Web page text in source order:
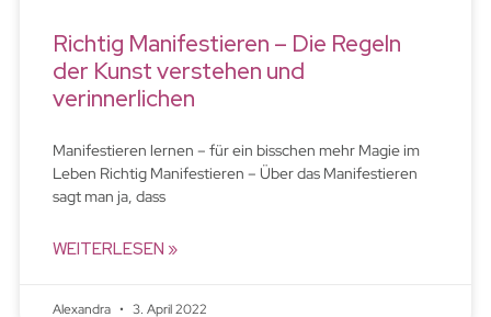
Richtig Manifestieren – Die Regeln
der Kunst verstehen und
verinnerlichen
Manifestieren lernen – für ein bisschen mehr Magie im
Leben Richtig Manifestieren – Über das Manifestieren
sagt man ja, dass
WEITERLESEN »
Alexandra 3. April 2022